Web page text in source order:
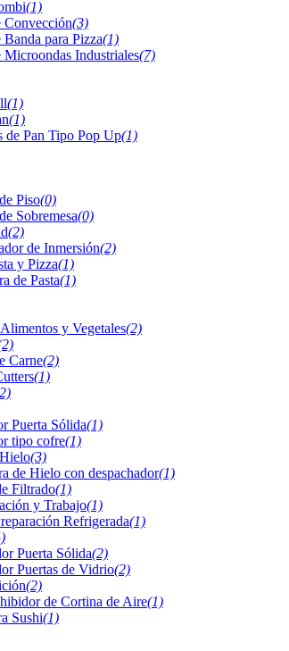
(1)
Convección(3)
para Pizza(1)
Microondas Industriales(7)
(1)
(1)
de Pan Tipo Pop Up(1)
Piso(0)
Sobremesa(0)
(2)
de Inmersión(2)
y Pizza(1)
de Pasta(1)
y Vegetales(2)
Carne(2)
(1)
Puerta Sólida(1)
tipo cofre(1)
(3)
de Hielo con despachador(1)
Filtrado(1)
y Trabajo(1)
Refrigerada(1)
Puerta Sólida(2)
Puertas de Vidrio(2)
(2)
de Cortina de Aire(1)
Sushi(1)